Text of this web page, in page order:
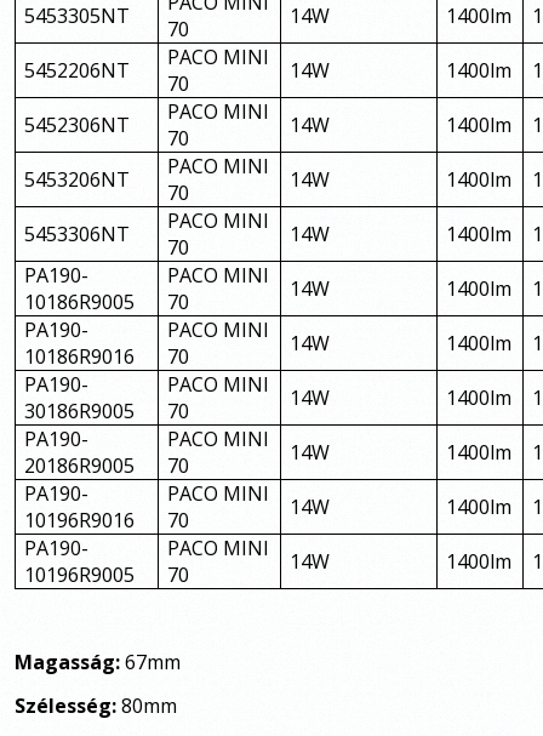
5453305NT
70
14W 1400lm
5452206NT
PACO MINI
70
14W 1400lm
5452306NT
PACO MINI
70
14W 1400lm
5453206NT
PACO MINI
70
14W 1400lm
5453306NT
PACO MINI
70
14W 1400lm
PA190-
10186R9005
PACO MINI
70
14W 1400lm
PA190-
10186R9016
PACO MINI
70
14W 1400lm
PA190-
30186R9005
PACO MINI
70
14W 1400lm
PA190-
20186R9005
PACO MINI
70
14W 1400lm
PA190-
10196R9016
PACO MINI
70
14W 1400lm
PA190-
10196R9005
PACO MINI
70
14W 1400lm
Magasság:67mm
Szélesség:80mm